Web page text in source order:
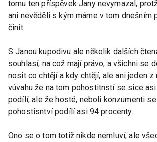
tomu ten příspěvek Jany nevymazal,
ani nevěděli s kým máme v tom dnešním
činit.
S Janou kupodivu ale několik dalších
souhlasí, na což mají právo, a všichni se
nosit co chtějí a kdy chtějí, ale ani jeden z
vúvahu že na tom pohostitnstí se sice
podílí, ale že hosté, neboli konzumenti
pohostisntví podílí asi 94 procenty.
Ono se o tom totiž nikde nemluví, ale